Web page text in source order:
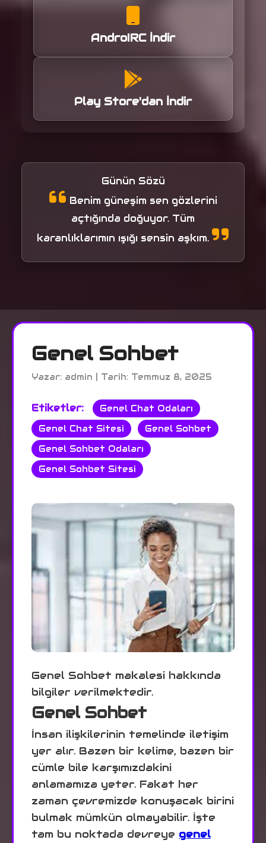
AndroIRC İndir
Play Store'dan İndir
Günün Sözü
Benim güneşim sen gözlerini
açtığında doğuyor. Tüm
karanlıklarımın ışığı sensin aşkım.
Genel Sohbet
Yazar: admin | Tarih: Temmuz 8, 2025
Etiketler:
Genel Chat Odaları
Genel Chat Sitesi
Genel Sohbet
Genel Sohbet Odaları
Genel Sohbet Sitesi
Genel Sohbet makalesi hakkında
bilgiler verilmektedir.
Genel Sohbet
İnsan ilişkilerinin temelinde iletişim
yer alır. Bazen bir kelime, bazen bir
cümle bile karşımızdakini
anlamamıza yeter. Fakat her
zaman çevremizde konuşacak birini
bulmak mümkün olmayabilir. İşte
tam bu noktada devreye genel